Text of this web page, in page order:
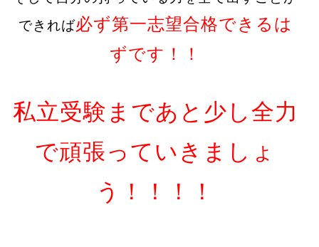
できれば必ず第一志望合格できるは
ずです！！
私立受験まであと少し全力
で頑張っていきましょ
う！！！！